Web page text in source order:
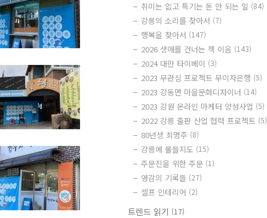
취미는 없고 특기는 돈 안 되는 일 (84)
강릉의 소리를 찾아서 (7)
행복을 찾아서 (147)
2026 생애를 건너는 책 이음 (143)
2024 대만 타이베이 (3)
2023 무관심 프로젝트 무이자은행 (5)
2023 강동면 마을문화디자이너 (14)
2023 강원 온라인 마케터 양성사업 (5)
2022 강릉 출판 산업 협력 프로젝트 (5)
80년생 최명주 (8)
강릉에 물들지도 (15)
주문진을 위한 주문 (1)
영감의 기록들 (27)
셀프 인테리어 (2)
트렌드 읽기 (17)